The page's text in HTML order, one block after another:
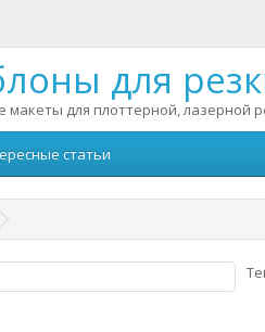
для
макеты для плоттерной, лазерной
статьи